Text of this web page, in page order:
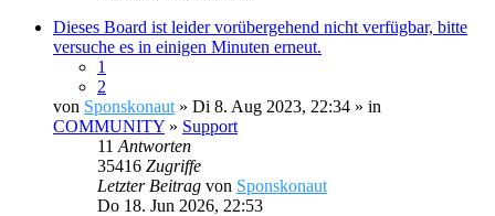
Dieses Board ist leider vorübergehend nicht verfügbar, bitte
versuche es in einigen Minuten erneut.
1
2
von Sponskonaut » Di 8. Aug 2023, 22:34 » in
COMMUNITY » Support
11 Antworten
35416 Zugriffe
Letzter Beitrag von Sponskonaut
Do 18. Jun 2026, 22:53